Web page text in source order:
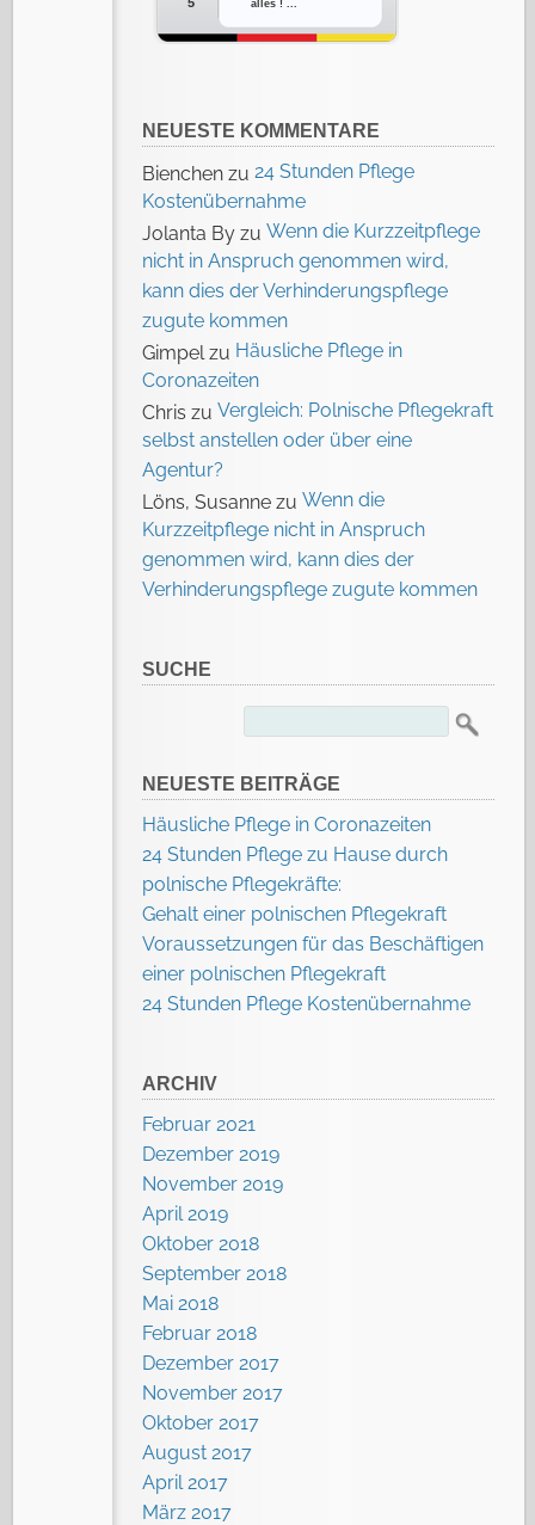
alles ! ...
NEUESTE KOMMENTARE
Bienchen zu 24 Stunden Pflege
Kostenübernahme
Jolanta By zu Wenn die Kurzzeitpflege
nicht in Anspruch genommen wird,
kann dies der Verhinderungspflege
zugute kommen
Gimpelzu Häusliche Pflege in
Coronazeiten
Chris zu Vergleich: Polnische Pflegekraft
selbst anstellen oder über eine
Agentur?
Löns, Susanne zu Wenn die
Kurzzeitpflege nicht in Anspruch
genommen wird, kann dies der
Verhinderungspflege zugute kommen
SUCHE
NEUESTE BEITRÄGE
Häusliche Pflege in Coronazeiten
24 Stunden Pflege zu Hause durch
polnische Pflegekräfte:
Gehalt einer polnischen Pflegekraft
Voraussetzungen für das Beschäftigen
einer polnischen Pflegekraft
24 Stunden Pflege Kostenübernahme
ARCHIV
Februar 2021
Dezember 2019
November 2019
April 2019
Oktober 2018
September 2018
Mai 2018
Februar 2018
Dezember 2017
November 2017
Oktober 2017
August 2017
April 2017
März 2017